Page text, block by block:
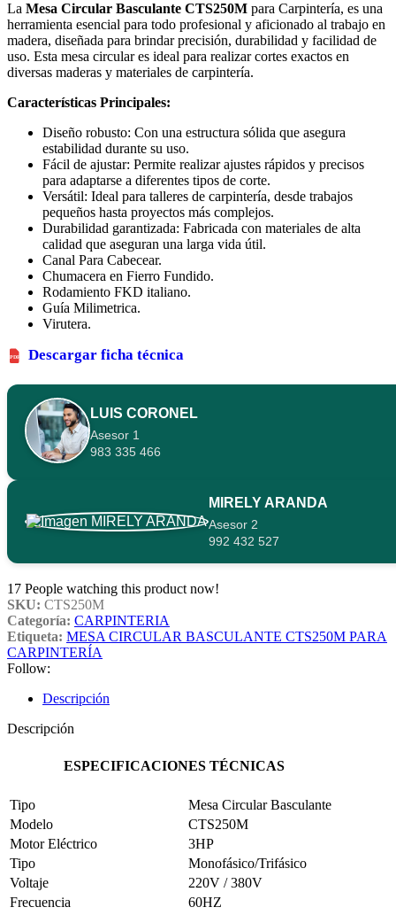
La Mesa Circular Basculante CTS250M para Carpintería, es una
herramienta esencial para todo profesional y aficionado al trabajo en
madera, diseñada para brindar precisión, durabilidad y facilidad de
uso. Esta mesa circular es ideal para realizar cortes exactos en
diversas maderas y materiales de carpintería.
Características Principales:
Diseño robusto: Con una estructura sólida que asegura
estabilidad durante su uso.
Fácil de ajustar: Permite realizar ajustes rápidos y precisos
para adaptarse a diferentes tipos de corte.
Versátil: Ideal para talleres de carpintería, desde trabajos
pequeños hasta proyectos más complejos.
Durabilidad garantizada: Fabricada con materiales de alta
calidad que aseguran una larga vida útil.
Canal Para Cabecear.
Chumacera en Fierro Fundido.
Rodamiento FKD italiano.
Guía Milimetrica.
Virutera.
PDF Descargar ficha técnica
LUIS CORONEL
Asesor 1
983 335 466
MIRELY ARANDA
Asesor 2
992 432 527
17 People watching this product now!
SKU: CTS250M
Categoría: CARPINTERIA
Etiqueta: MESA CIRCULAR BASCULANTE CTS250M PARA
CARPINTERÍA
Follow:
Descripción
Descripción
ESPECIFICACIONES TÉCNICAS
Tipo
Mesa Circular Basculante
Modelo
CTS250M
Motor Eléctrico
3HP
Tipo
Monofásico/Trifásico
Voltaje
220V / 380V
Frecuencia
60HZ